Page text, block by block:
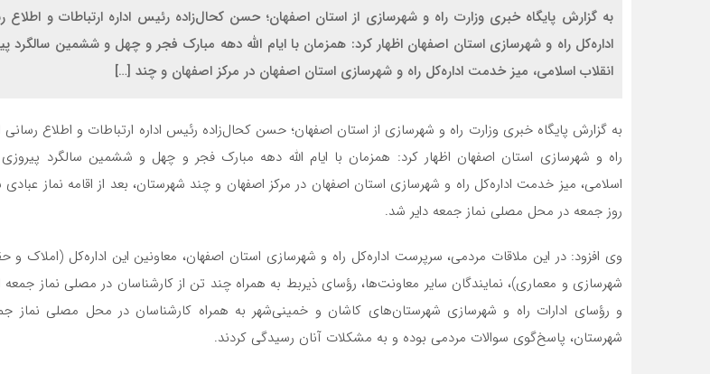
به گزارش پایگاه خبری وزارت راه و شهرسازی از استان اصفهان؛ حسن کحال‌زاده رئیس اداره ارتباطات و اطلاع
اداره‌کل راه و شهرسازی استان اصفهان اظهار کرد: همزمان با ایام الله دهه مبارک فجر و چهل و ششمین سالگرد
انقلاب اسلامی، میز خدمت اداره‌کل راه و شهرسازی استان اصفهان در مرکز اصفهان و چند […]
به گزارش پایگاه خبری وزارت راه و شهرسازی از استان اصفهان؛ حسن کحال‌زاده رئیس اداره ارتباطات و اطلاع رسانی
راه و شهرسازی استان اصفهان اظهار کرد: همزمان با ایام الله دهه مبارک فجر و چهل و ششمین سالگرد پیروزی
اسلامی، میز خدمت اداره‌کل راه و شهرسازی استان اصفهان در مرکز اصفهان و چند شهرستان، بعد از اقامه نماز
روز جمعه در محل مصلی نماز جمعه دایر شد.
وی افزود: در این ملاقات مردمی، سرپرست اداره‌کل راه و شهرسازی استان اصفهان، معاونین این اداره‌کل (املاک و
شهرسازی و معماری)، نمایندگان سایر معاونت‌ها، رؤسای ذیربط به همراه چند تن از کارشناسان در مصلی نماز جمعه
و رؤسای ادارات راه و شهرسازی شهرستان‌های کاشان و خمینی‌شهر به همراه کارشناسان در محل مصلی نماز
شهرستان، پاسخ‌گوی سوالات مردمی بوده و به مشکلات آنان رسیدگی کردند.